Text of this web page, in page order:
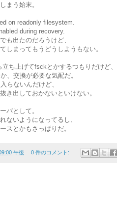
まう始末。
on readonly filesystem.
during recovery.
も出たのだろうけど、
しまってもうどうしようもない。
ち上げてfsckとかするつもりだけど、
、交換が必要な気配だ。
らないんだけど、
き出しておかないといけない。
バとして。
ないようになってるし、
スとかもさっぱりだ。
午後 0 件のコメント: